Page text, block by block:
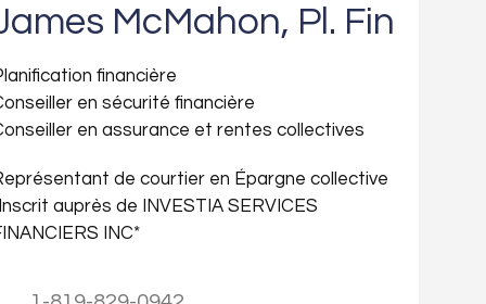
McMahon, Pl. Fin
financière
en sécurité financière
en assurance et rentes collectives
de courtier en Épargne collective
auprès de INVESTIA SERVICES
INC*